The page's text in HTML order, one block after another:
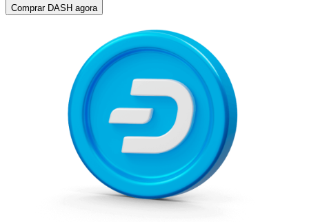
Comprar DASH agora